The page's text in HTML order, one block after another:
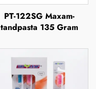
PT-122SG Maxam-
tandpasta 135 Gram